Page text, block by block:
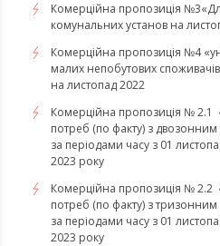
Комерційна пропозиція
комунальних установ на
Комерційна пропозиція №4
малих непобутових
на листопад 2022
Комерційна пропозиція № 2.1
потреб (по факту) з
за періодами часу з 01
2023 року
Комерційна пропозиція № 2.2
потреб (по факту) з
за періодами часу з 01
2023 року